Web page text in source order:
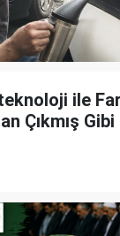
ile
Çıkmış Gibi